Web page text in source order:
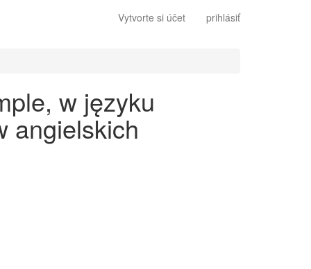
Vytvorte si účet prihlásiť
w języku
angielskich